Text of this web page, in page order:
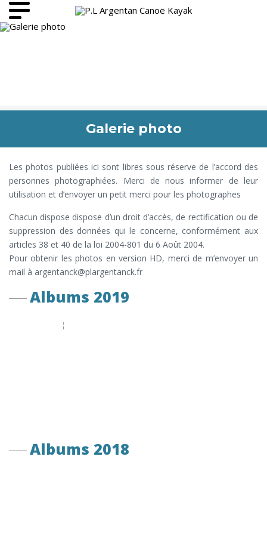
Galerie photo
Les photos publiées ici sont libres sous réserve de l’accord des
personnes photographiées. Merci de nous informer de leur
utilisation et d’envoyer un petit merci pour les photographes
Chacun dispose dispose d’un droit d’accès, de rectification ou de
suppression des données qui le concerne, conformément aux
articles 38 et 40 de la loi 2004-801 du 6 Août 2004.
Pour obtenir les photos en version HD, merci de m’envoyer un
mail à argentanck@plargentanck.fr
Albums 2019
Albums 2018